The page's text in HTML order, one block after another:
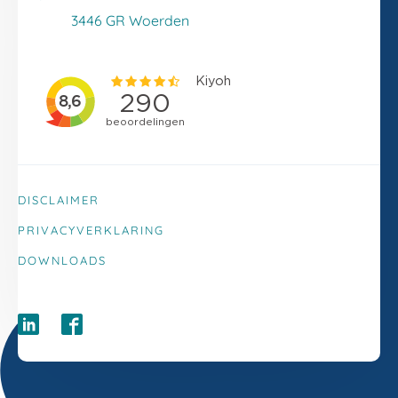
3446 GR Woerden
DISCLAIMER
PRIVACYVERKLARING
DOWNLOADS